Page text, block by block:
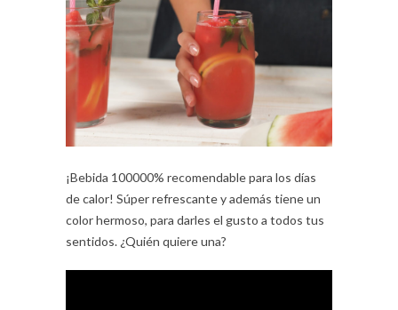
¡Bebida 100000% recomendable para los días
de calor! Súper refrescante y además tiene un
color hermoso, para darles el gusto a todos tus
sentidos. ¿Quién quiere una?